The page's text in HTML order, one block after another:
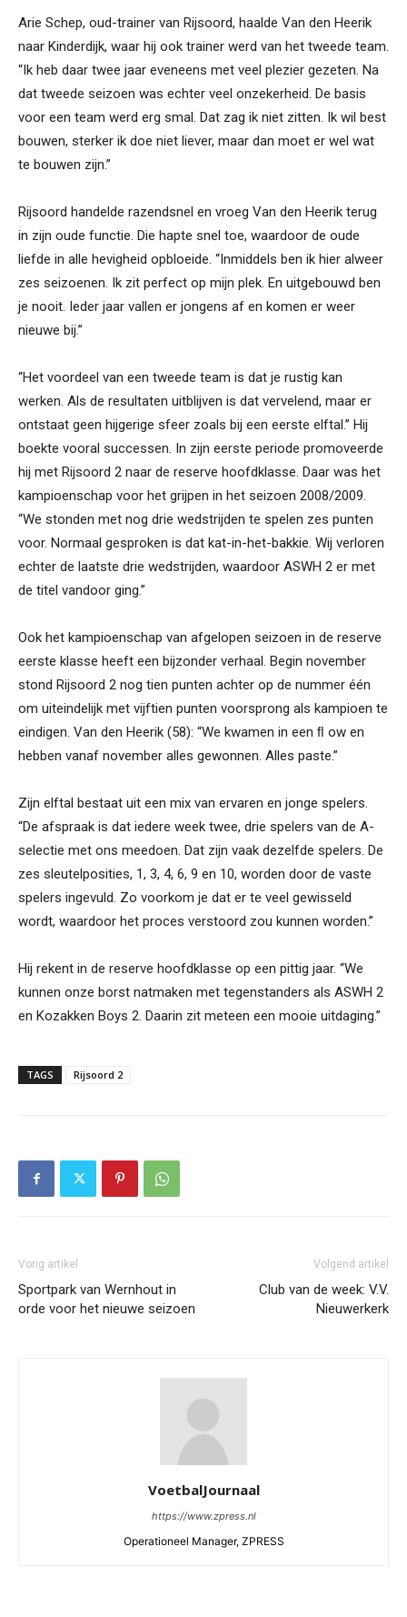
Arie Schep, oud-trainer van Rijsoord, haalde Van den Heerik
naar Kinderdijk, waar hij ook trainer werd van het tweede team.
“Ik heb daar twee jaar eveneens met veel plezier gezeten. Na
dat tweede seizoen was echter veel onzekerheid. De basis
voor een team werd erg smal. Dat zag ik niet zitten. Ik wil best
bouwen, sterker ik doe niet liever, maar dan moet er wel wat
te bouwen zijn.”
Rijsoord handelde razendsnel en vroeg Van den Heerik terug
in zijn oude functie. Die hapte snel toe, waardoor de oude
liefde in alle hevigheid opbloeide. “Inmiddels ben ik hier alweer
zes seizoenen. Ik zit perfect op mijn plek. En uitgebouwd ben
je nooit. Ieder jaar vallen er jongens af en komen er weer
nieuwe bij.”
“Het voordeel van een tweede team is dat je rustig kan
werken. Als de resultaten uitblijven is dat vervelend, maar er
ontstaat geen hijgerige sfeer zoals bij een eerste elftal.” Hij
boekte vooral successen. In zijn eerste periode promoveerde
hij met Rijsoord 2 naar de reserve hoofdklasse. Daar was het
kampioenschap voor het grijpen in het seizoen 2008/2009.
“We stonden met nog drie wedstrijden te spelen zes punten
voor. Normaal gesproken is dat kat-in-het-bakkie. Wij verloren
echter de laatste drie wedstrijden, waardoor ASWH 2 er met
de titel vandoor ging.”
Ook het kampioenschap van afgelopen seizoen in de reserve
eerste klasse heeft een bijzonder verhaal. Begin november
stond Rijsoord 2 nog tien punten achter op de nummer één
om uiteindelijk met vijftien punten voorsprong als kampioen te
eindigen. Van den Heerik (58): “We kwamen in een ﬂ ow en
hebben vanaf november alles gewonnen. Alles paste.”
Zijn elftal bestaat uit een mix van ervaren en jonge spelers.
“De afspraak is dat iedere week twee, drie spelers van de A-
selectie met ons meedoen. Dat zijn vaak dezelfde spelers. De
zes sleutelposities, 1, 3, 4, 6, 9 en 10, worden door de vaste
spelers ingevuld. Zo voorkom je dat er te veel gewisseld
wordt, waardoor het proces verstoord zou kunnen worden.”
Hij rekent in de reserve hoofdklasse op een pittig jaar. “We
kunnen onze borst natmaken met tegenstanders als ASWH 2
en Kozakken Boys 2. Daarin zit meteen een mooie uitdaging.”
TAGS Rijsoord 2
Vorig artikel
Sportpark van Wernhout in
orde voor het nieuwe seizoen
Volgend artikel
Club van de week: V.V.
Nieuwerkerk
VoetbalJournaal
https://www.zpress.nl
Operationeel Manager, ZPRESS